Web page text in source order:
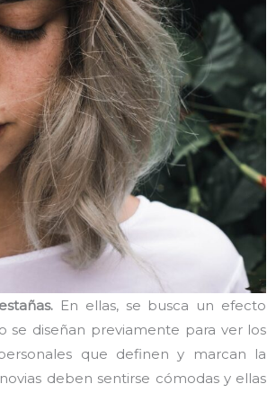
En ellas, se busca un efecto
se diseñan previamente para ver los
que definen y marcan la
deben sentirse cómodas y ellas